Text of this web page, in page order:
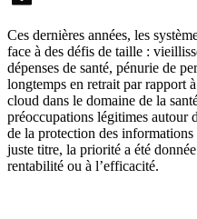
Email
Ces dernières années, les
face à des défis de taille :
dépenses de santé, pénurie de
longtemps en retrait par rapport
cloud dans le domaine de la
préoccupations légitimes autour
de la protection des
juste titre, la priorité a été
rentabilité ou à l’efficacité.